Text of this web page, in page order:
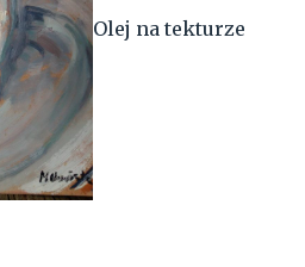
Olej na tekturze